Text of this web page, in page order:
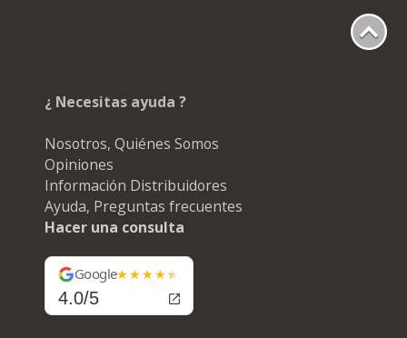
¿ Necesitas ayuda ?
Nosotros, Quiénes Somos
Opiniones
Información Distribuidores
Ayuda, Preguntas frecuentes
Hacer una consulta
Google
4.0/5